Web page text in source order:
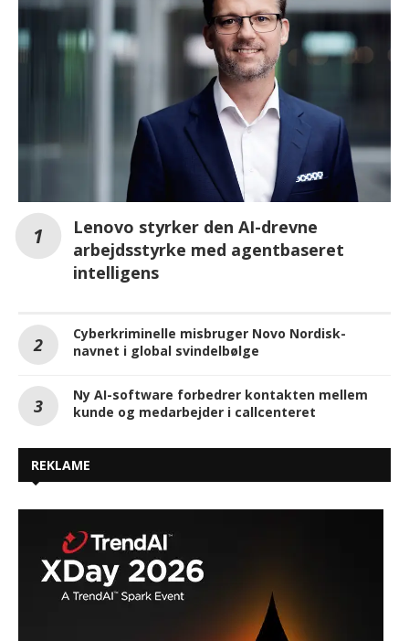
Lenovo styrker den AI-drevne
arbejdsstyrke med agentbaseret
intelligens
Cyberkriminelle misbruger Novo Nordisk-
navnet i global svindelbølge
Ny AI-software forbedrer kontakten mellem
kunde og medarbejder i callcenteret
REKLAME